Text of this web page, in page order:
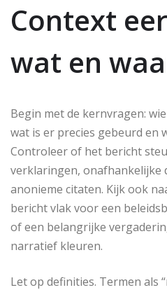
Context
wat en
Begin met de kernvragen:
wat is er precies gebeurd en
Controleer of het bericht
verklaringen, onafhankelijke
anonieme citaten. Kijk ook
bericht vlak voor een
of een belangrijke
narratief kleuren.
Let op definities. Termen als